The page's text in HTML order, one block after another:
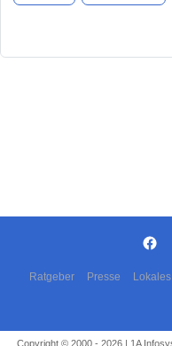
Ratgeber Presse Lokales
Copyright © 2000 - 2026 | 1A